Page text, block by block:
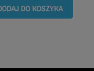
DO KOSZYKA